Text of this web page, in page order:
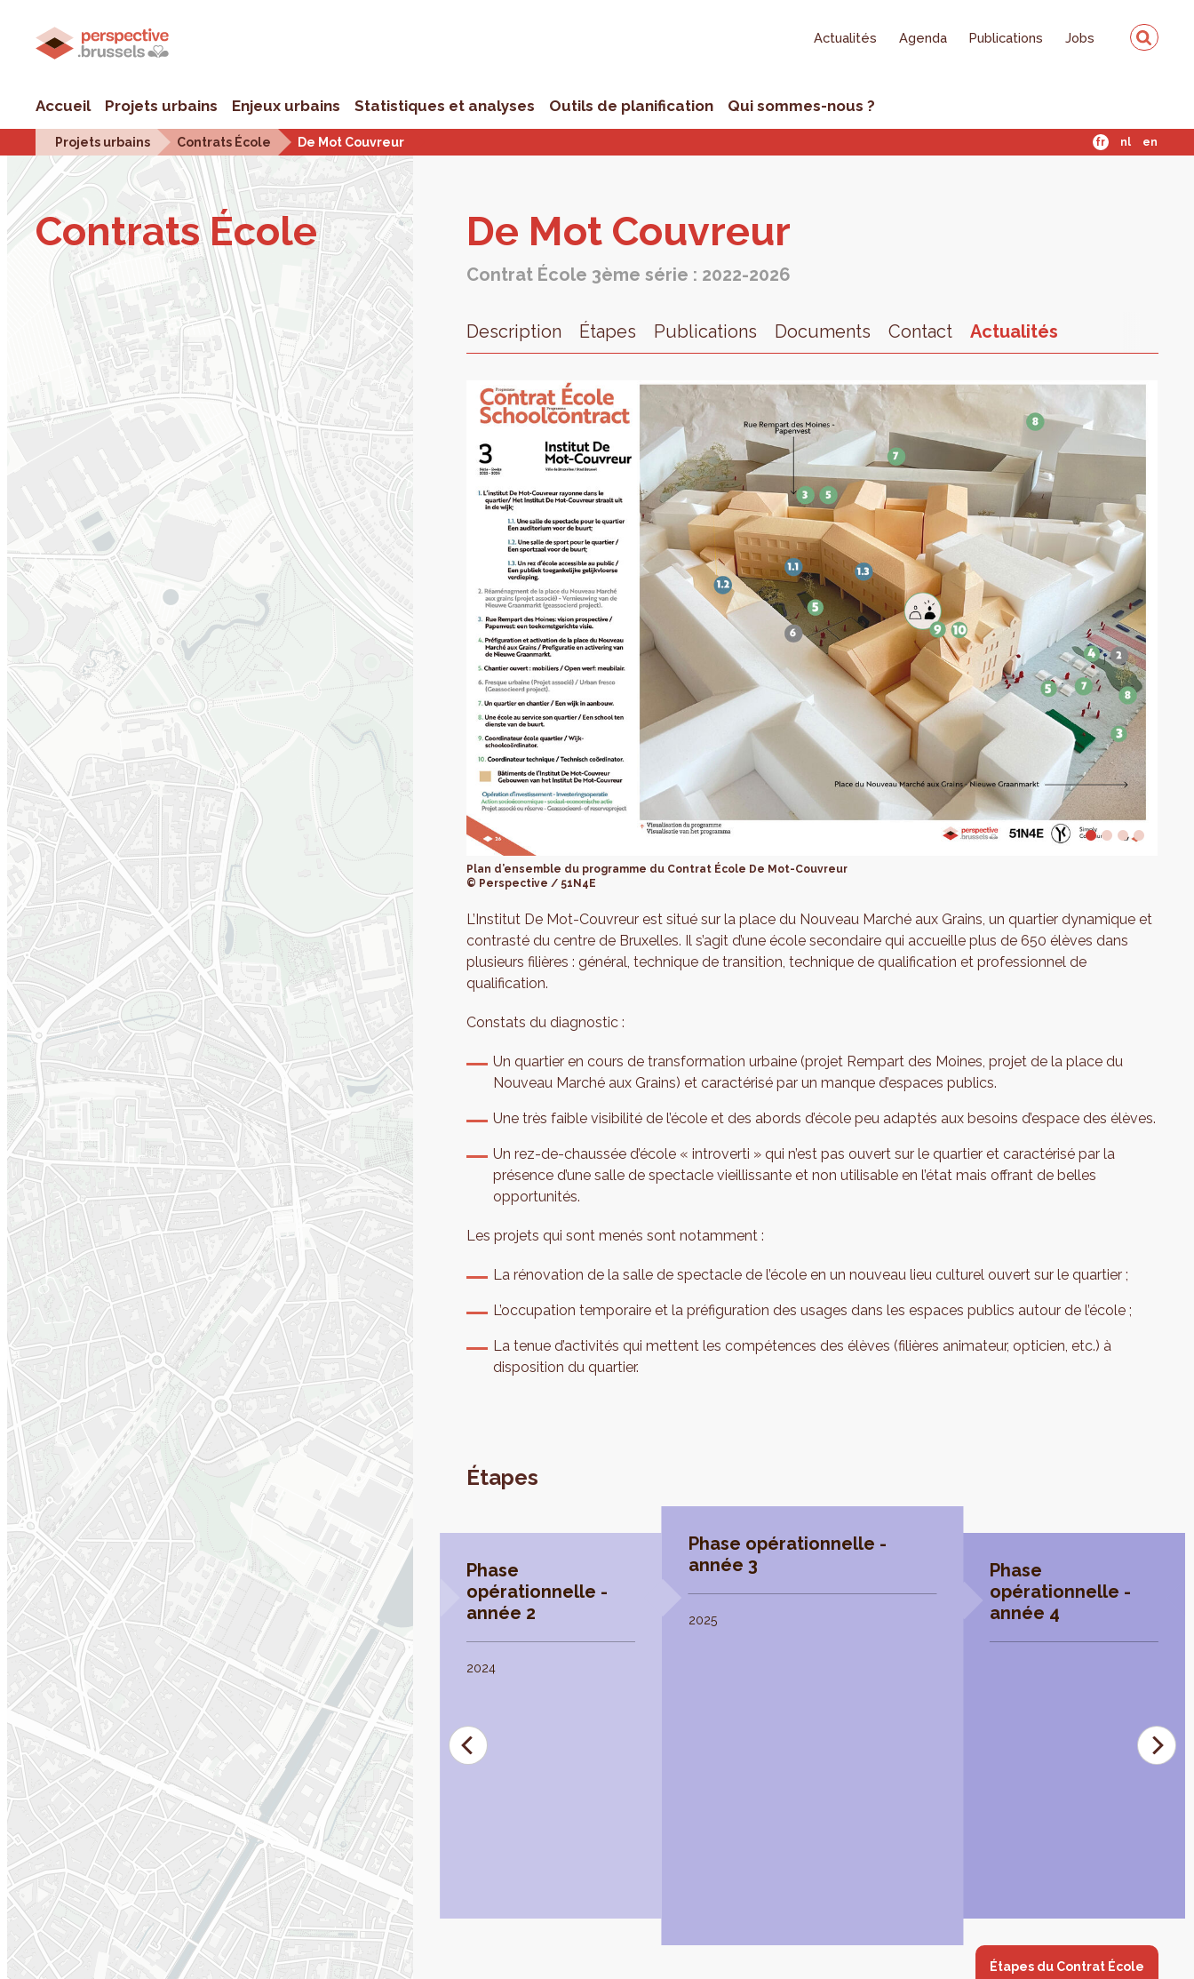
Actualités Agenda Publications Jobs
Accueil Projets urbains Enjeux urbains Statistiques et analyses Outils de planification Qui sommes-nous ?
Projets urbains Contrats École De Mot Couvreur fr nl en
Contrats École De Mot Cou­vreur
Contrat École 3ème série : 2022-2026
Description Étapes Publications Documents Contact Actualités
Plan d’ensemble du programme du Contrat École De Mot-Couvreur
© Perspective / 51N4E
L’Institut De Mot-Couvreur est situé sur la place du Nouveau Marché aux Grains, un quartier dynamique et
contrasté du centre de Bruxelles. Il s’agit d’une école secondaire qui accueille plus de 650 élèves dans
plusieurs filières : général, technique de transition, technique de qualification et professionnel de
qualification.
Constats du diagnostic :
Un quartier en cours de transformation urbaine (projet Rempart des Moines, projet de la place du
Nouveau Marché aux Grains) et caractérisé par un manque d’espaces publics.
Une très faible visibilité de l’école et des abords d’école peu adaptés aux besoins d’espace des élèves.
Un rez-de-chaussée d’école « introverti » qui n’est pas ouvert sur le quartier et caractérisé par la
présence d’une salle de spectacle vieillissante et non utilisable en l’état mais offrant de belles
opportunités.
Les projets qui sont menés sont notamment :
La rénovation de la salle de spectacle de l’école en un nouveau lieu culturel ouvert sur le quartier ;
L’occupation temporaire et la préfiguration des usages dans les espaces publics autour de l’école ;
La tenue d’activités qui mettent les compétences des élèves (filières animateur, opticien, etc.) à
disposition du quartier.
Étapes
Phase d'étude
La phase d’étude du Contrat
École De Mot-Couvreur est
réalisée en 2022
. Elle aboutit
à la réalisation d’un
programme d’actions et
d’investissements à réaliser
sur 4 ans.
Cette phase d’étude est
menée par les bureaux
51N4E, Yakafokon et Simply
Community.
Phase
opérationnelle -
année 1
2023
Phase
opérationnelle -
année 2
2024
Phase opérationnelle -
année 3
2025
Phase
opérationnelle -
année 4
Étapes du Contrat École